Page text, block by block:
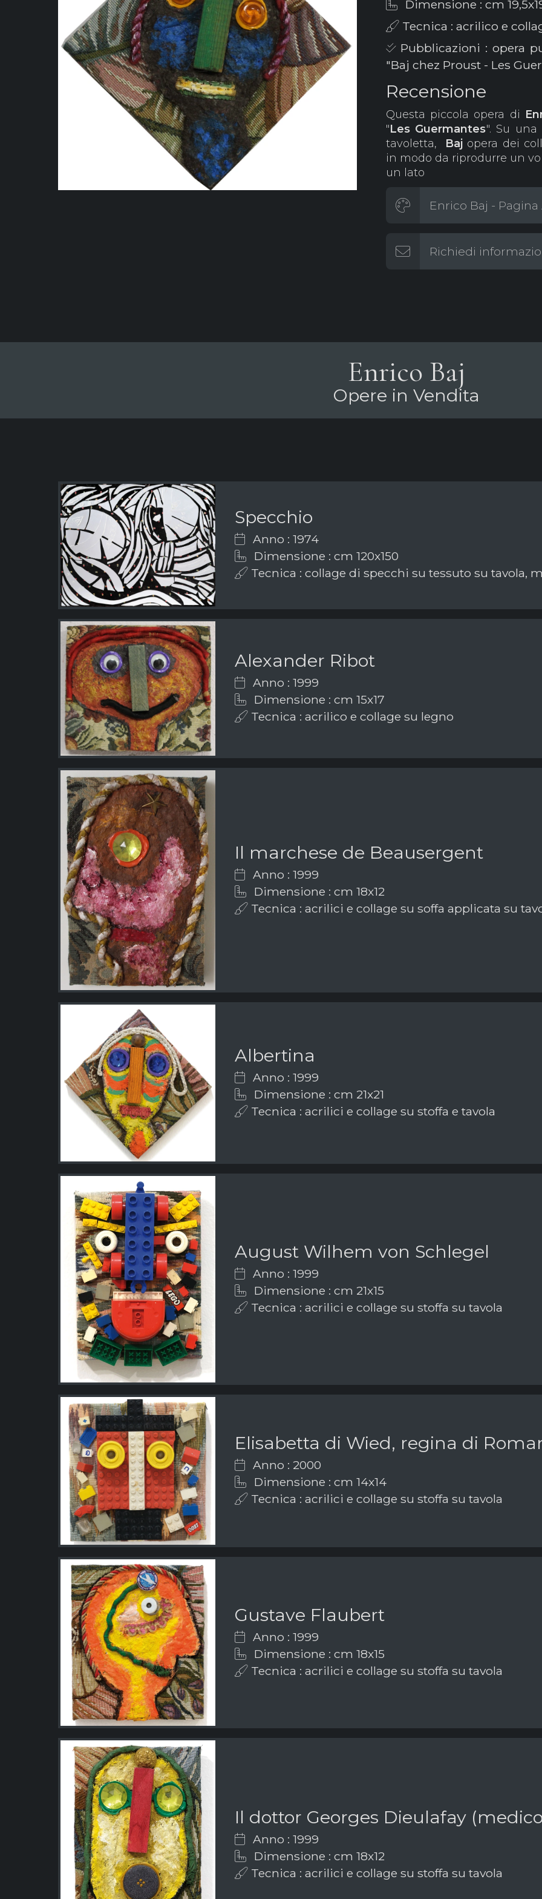
Dimensione : cm
Tecnica : acrilico e
Pubblicazioni : opera
"Baj chez Proust - Les
Recensione
Questa piccola opera di
"Les Guermantes". Su
tavoletta, Baj opera dei
in modo da riprodurre un
un lato
Enrico Baj -
Richiedi
Enrico Baj
Opere in Vendita
Specchio
Anno : 1974
Dimensione : cm 120x150
Tecnica : collage di specchi su tessuto su tavola,
Alexander Ribot
Anno : 1999
Dimensione : cm 15x17
Tecnica : acrilico e collage su legno
Il marchese de Beausergent
Anno : 1999
Dimensione : cm 18x12
Tecnica : acrilici e collage su soffa applicata su
Albertina
Anno : 1999
Dimensione : cm 21x21
Tecnica : acrilici e collage su stoffa e tavola
August Wilhem von Schlegel
Anno : 1999
Dimensione : cm 21x15
Tecnica : acrilici e collage su stoffa su tavola
Elisabetta di Wied, regina di
Anno : 2000
Dimensione : cm 14x14
Tecnica : acrilici e collage su stoffa su tavola
Gustave Flaubert
Anno : 1999
Dimensione : cm 18x15
Tecnica : acrilici e collage su stoffa su tavola
Il dottor Georges Dieulafay
Anno : 1999
Dimensione : cm 18x12
Tecnica : acrilici e collage su stoffa su tavola